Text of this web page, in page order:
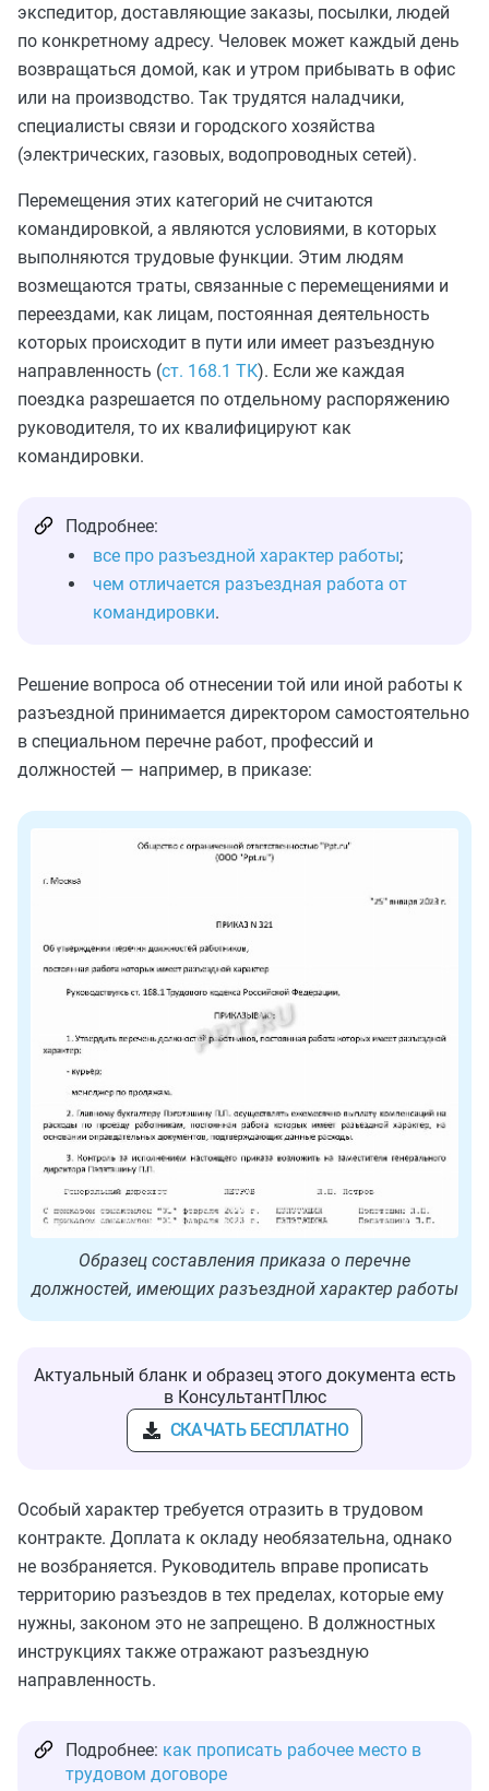
экспедитор, доставляющие заказы, посылки, людей
по конкретному адресу. Человек может каждый день
возвращаться домой, как и утром прибывать в офис
или на производство. Так трудятся наладчики,
специалисты связи и городского хозяйства
(электрических, газовых, водопроводных сетей).
Перемещения этих категорий не считаются
командировкой, а являются условиями, в которых
выполняются трудовые функции. Этим людям
возмещаются траты, связанные с перемещениями и
переездами, как лицам, постоянная деятельность
которых происходит в пути или имеет разъездную
направленность (ст. 168.1 ТК). Если же каждая
поездка разрешается по отдельному распоряжению
руководителя, то их квалифицируют как
командировки.
Подробнее:
все про разъездной характер работы;
чем отличается разъездная работа от
командировки.
Решение вопроса об отнесении той или иной работы к
разъездной принимается директором самостоятельно
в специальном перечне работ, профессий и
должностей — например, в приказе:
Образец составления приказа о перечне
должностей, имеющих разъездной характер работы
Актуальный бланк и образец этого документа есть
в КонсультантПлюс
СКАЧАТЬ БЕСПЛАТНО
Особый характер требуется отразить в трудовом
контракте. Доплата к окладу необязательна, однако
не возбраняется. Руководитель вправе прописать
территорию разъездов в тех пределах, которые ему
нужны, законом это не запрещено. В должностных
инструкциях также отражают разъездную
направленность.
Подробнее: как прописать рабочее место в
трудовом договоре